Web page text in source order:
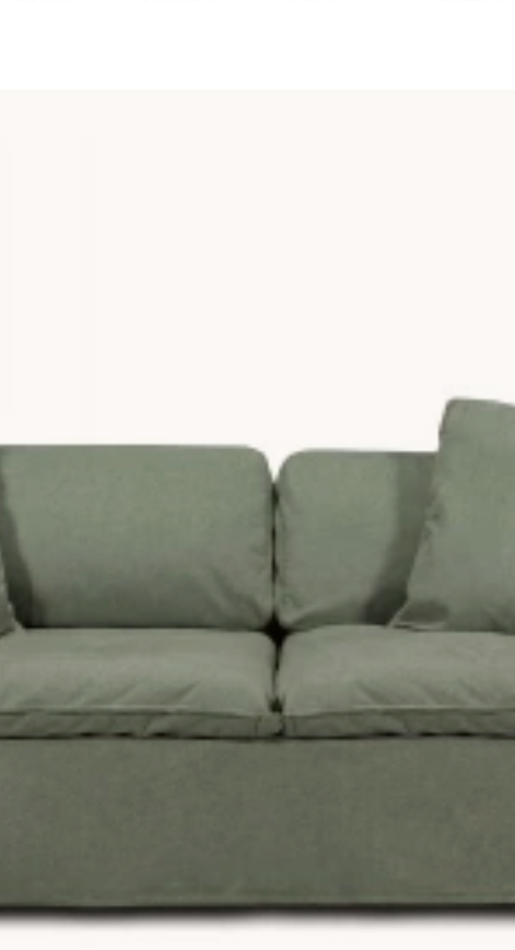
eller inte. Bomull, linne och sammet är tre exempel på vanliga
är ett tidlöst inslag men som också gör det enkelt att hålla
hos oss kan du känna dig trygg med ditt val. Oavsett om du
dessutom inom din soffa 2-7 dagar som den är
ett rimligt pris.